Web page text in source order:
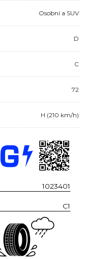
Osobní a SUV
D
C
72
H (210 km/h)
1023401
C1